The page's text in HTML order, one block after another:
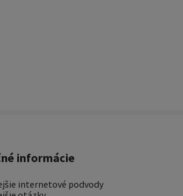
informácie
internetové podvody